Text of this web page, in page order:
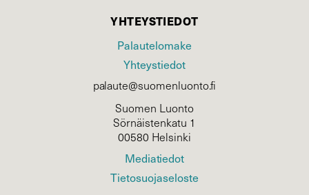
YHTEYSTIEDOT
Palautelomake
Yhteystiedot
palaute@suomenluonto.fi
Suomen Luonto
Sörnäistenkatu 1
00580 Helsinki
Mediatiedot
Tietosuojaseloste